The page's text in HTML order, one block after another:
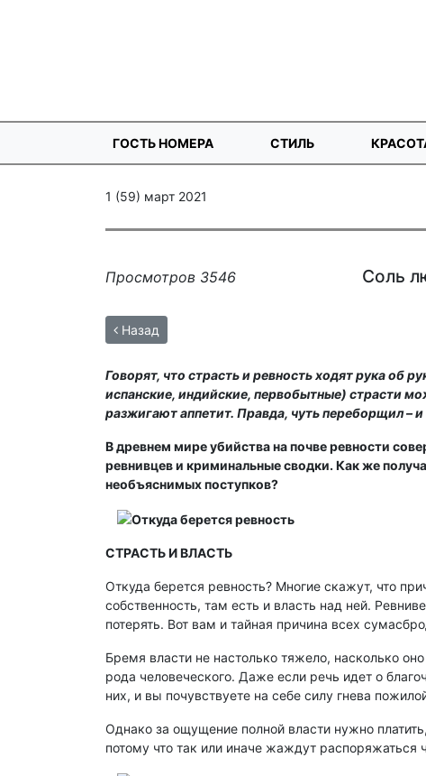
ГОСТЬ НОМЕРА СТИЛЬ
1 (59) март 2021
Просмотров 3546 Соль
Назад
Говорят, что страсть и ревность ходят рука об
испанские, индийские, первобытные) страсти
разжигают аппетит. Правда, чуть переборщил –
В древнем мире убийства на почве ревности
ревнивцев и криминальные сводки. Как же
необъяснимых поступков?
СТРАСТЬ И ВЛАСТЬ
Откуда берется ревность? Многие скажут, что
собственность, там есть и власть над ней.
потерять. Вот вам и тайная причина всех
Бремя власти не настолько тяжело, насколько
рода человеческого. Даже если речь идет о
них, и вы почувствуете на себе силу гнева
Однако за ощущение полной власти нужно
потому что так или иначе жаждут